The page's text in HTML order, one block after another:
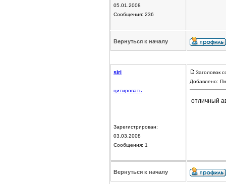
05.01.2008
Сообщения: 236
Вернуться к началу
siri
цитировать
Зарегистрирован:
03.03.2008
Сообщения: 1
Заголовок
Добавлено:
отличный
Вернуться к началу